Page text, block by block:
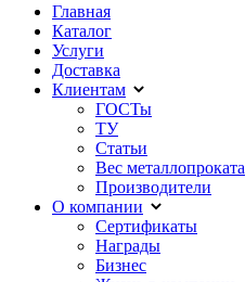
Главная
Каталог
Услуги
Доставка
Клиентам
ГОСТы
ТУ
Статьи
Вес металлопроката
Производители
О компании
Сертификаты
Награды
Бизнес